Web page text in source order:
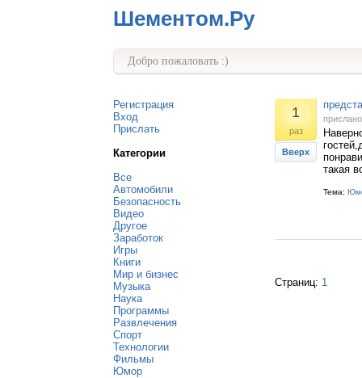
Шементом.Ру
Добро пожаловать :)
Регистрация
Вход
Прислать
Категории
Все
Автомобили
Безопасность
Видео
Другое
Заработок
Игры
Книги
Мир и бизнес
Музыка
Наука
Программы
Развлечения
Спорт
Технологии
Фильмы
Юмор
1
раз
Вверх
такая
Тема:
Страниц: 1